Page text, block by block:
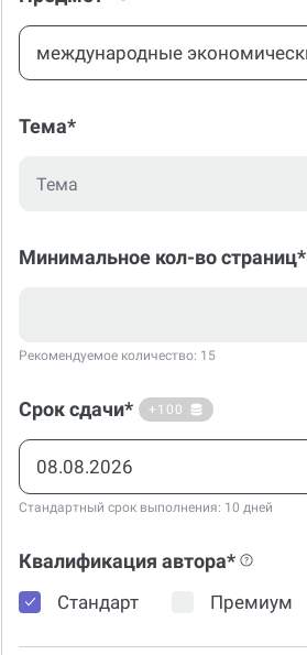
Тема*
Минимальное кол-во страниц*
Рекомендуемое количество: 15
Срок сдачи* +100
Стандартный срок выполнения: 10 дней
Квалификация автора*
Стандарт Премиум